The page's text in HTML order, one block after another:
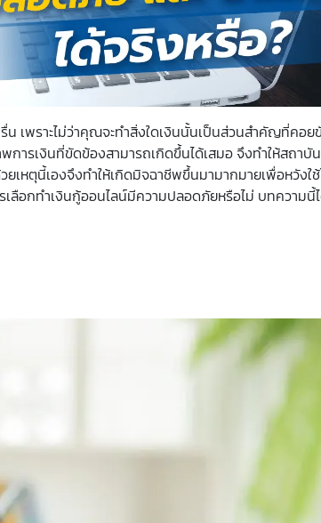
พราะไม่ว่าคุณจะทำสิ่งใดเงินนั้นเป็นส่วนสำคัญที่คอย
ารเงินที่ขัดข้องสามารถเกิดขึ้นได้เสมอ จึงทำให้สถาบั
หตุนี้เองจึงทำให้เกิดมิจฉาชีพขึ้นมามากมายเพื่อหวังใ
ลือกทำเงินกู้ออนไลน์มีความปลอดภัยหรือไม่ บทความนี้